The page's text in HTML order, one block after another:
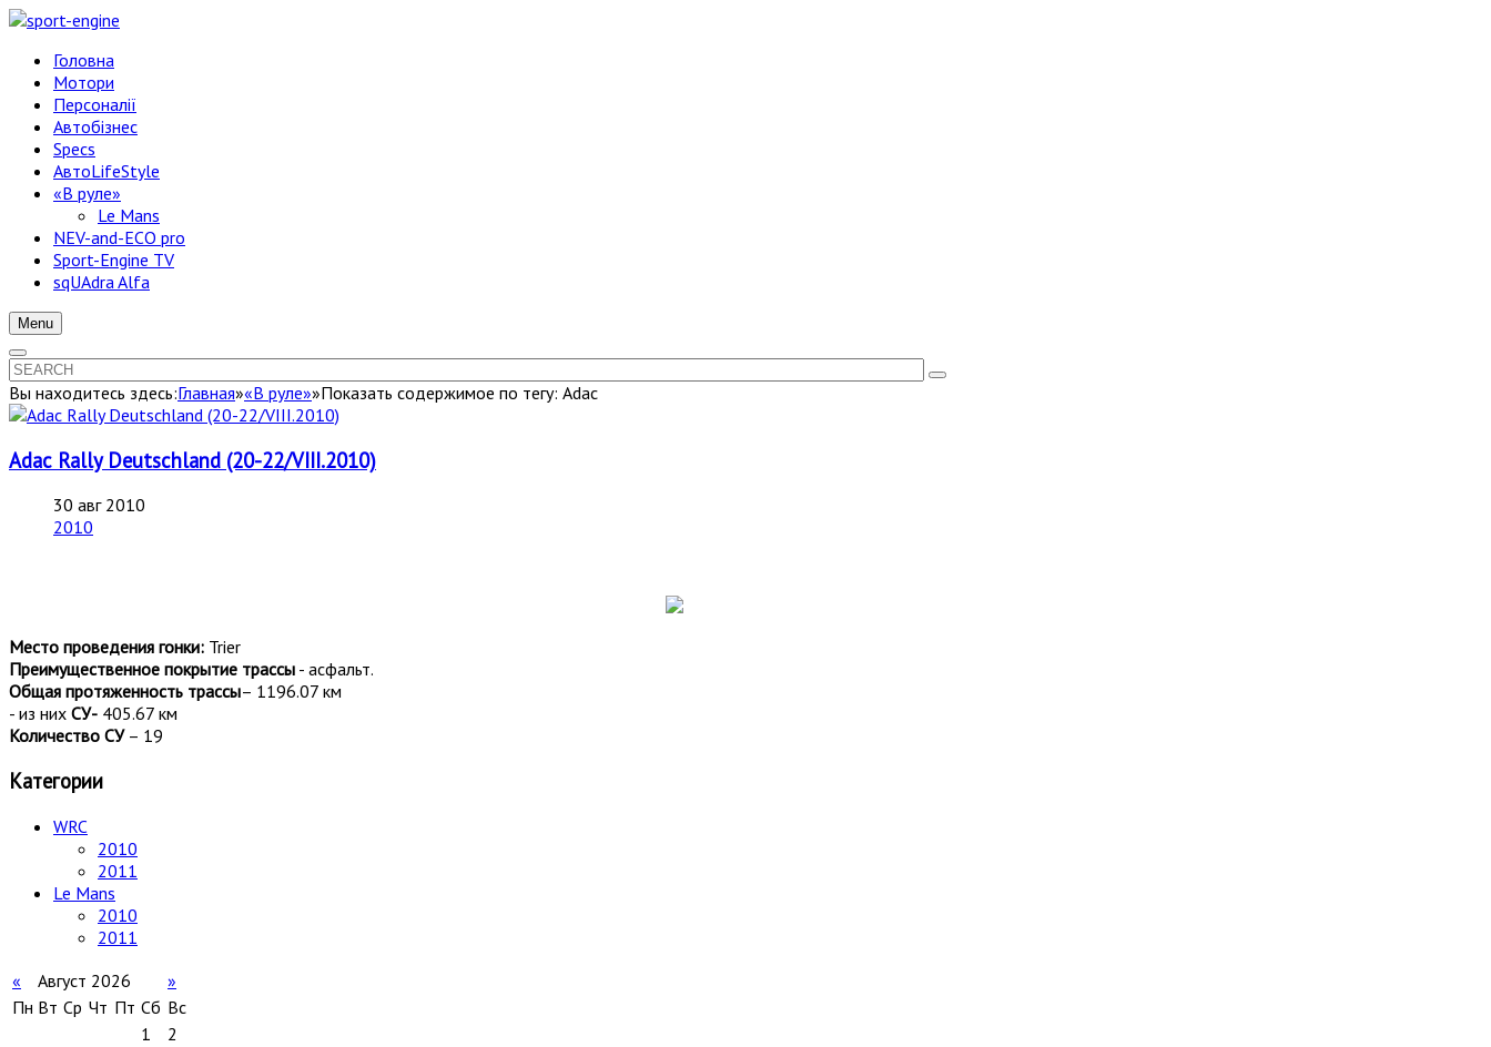
Головна
Мотори
Персоналії
Автобізнес
Specs
АвтоLifeStyle
«В руле»
Le Mans
NEV-and-ECO pro
Sport-Engine TV
sqUAdra Alfa
Menu
Вы находитесь здесь:Главная»«В руле»»Показать содержимое по тегу: Adac
Adac Rally Deutschland (20-22/VIII.2010)
30 авг 2010
2010
Место проведения гонки: Trier
Преимущественное покрытие трассы - асфальт.
Общая протяженность трассы– 1196.07 км
- из них СУ- 405.67 км
Количество СУ– 19
Категории
WRC
2010
2011
Le Mans
2010
2011
«
Август 2026
»
Пн Вт Ср Чт Пт Сб Вс
1
2